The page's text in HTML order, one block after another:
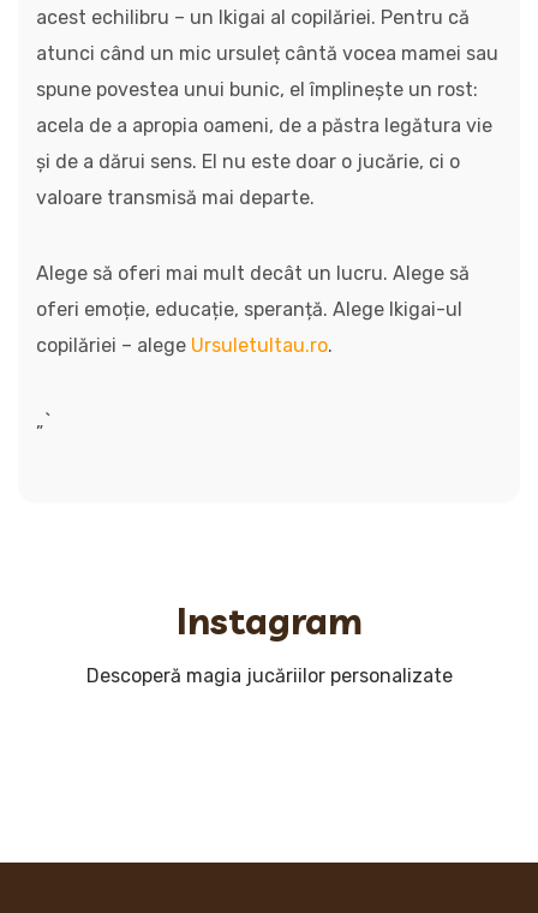
acest echilibru – un Ikigai al copilăriei. Pentru că
atunci când un mic ursuleț cântă vocea mamei sau
spune povestea unui bunic, el împlinește un rost:
acela de a apropia oameni, de a păstra legătura vie
și de a dărui sens. El nu este doar o jucărie, ci o
valoare transmisă mai departe.
Alege să oferi mai mult decât un lucru. Alege să
oferi emoție, educație, speranță. Alege Ikigai-ul
copilăriei – alege Ursuletultau.ro.
„`
Instagram
Descoperă magia jucăriilor personalizate